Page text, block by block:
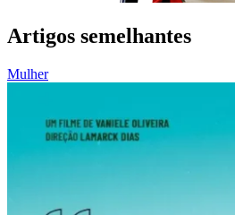
Artigos semelhantes
Mulher